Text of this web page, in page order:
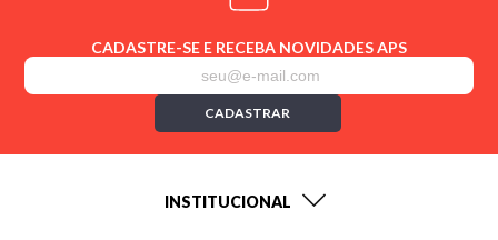
CADASTRE-SE E RECEBA NOVIDADES APS
CADASTRAR
INSTITUCIONAL